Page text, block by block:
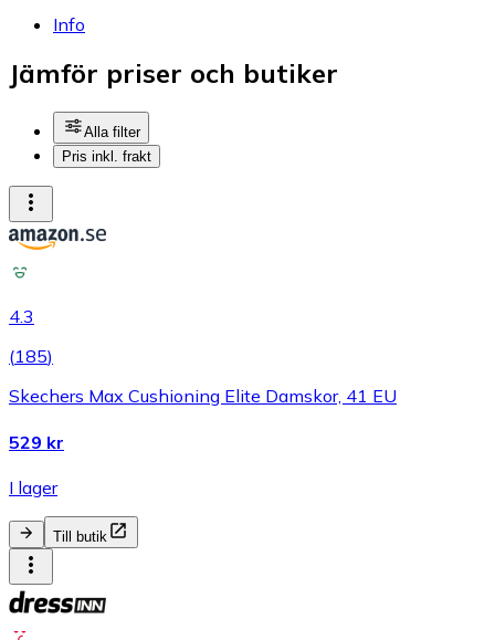
Info
Jämför priser och butiker
Alla filter
Pris inkl. frakt
4.3
(185)
Skechers Max Cushioning Elite Damskor, 41 EU
529 kr
I lager
Till butik